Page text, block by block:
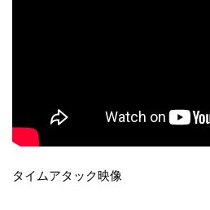
タイムアタック映像